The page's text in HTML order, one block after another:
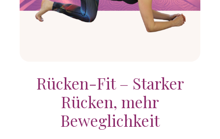
Rücken-Fit – Starker
Rücken, mehr
Beweglichkeit